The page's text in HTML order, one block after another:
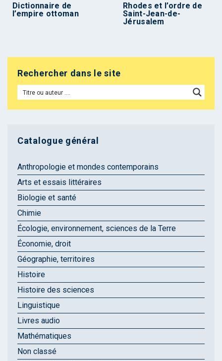
Dictionnaire de
l’empire ottoman
Rhodes et l’ordre de
Saint-Jean-de-
Jérusalem
Rechercher dans le site
Catalogue général
Anthropologie et mondes contemporains
Arts et essais littéraires
Biologie et santé
Chimie
Écologie, environnement, sciences de la Terre
Économie, droit
Géographie, territoires
Histoire
Histoire des sciences
Linguistique
Livres audio
Mathématiques
Non classé